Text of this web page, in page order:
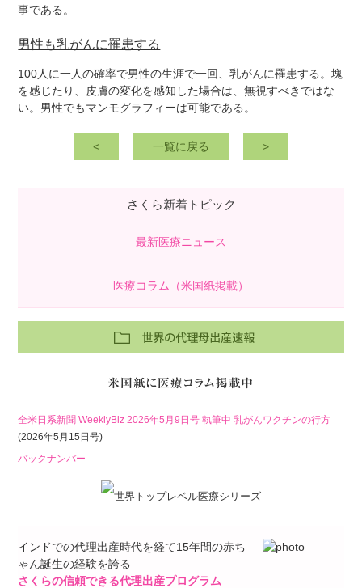
事である。
男性も乳がんに罹患する
100人に一人の確率で男性の生涯で一回、乳がんに罹患する。塊
を感じたり、皮膚の変化を感知した場合は、無視すべきではな
い。男性でもマンモグラフィーは可能である。
< 一覧に戻る >
さくら新着トピック
最新医療ニュース
医療コラム（米国紙掲載）
全米日系新聞 WeeklyBiz 2026年5月9日号 執筆中 乳がんワクチンの行方
(2026年5月15日号)
バックナンバー
インドでの代理出産時代を経て15年間の赤ち
ゃん誕生の経験を誇る
さくらの信頼できる代理出産プログラム